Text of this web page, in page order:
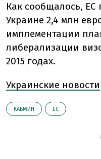
Как сообщалось,
Украине 2,4 млн
имплементации
либерализации
2015 годах.
Украинские новости
КАБМИН ЕС